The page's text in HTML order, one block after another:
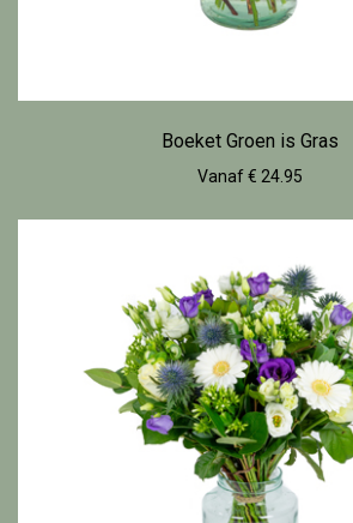
Boeket Groen is Gras
Vanaf € 24.95